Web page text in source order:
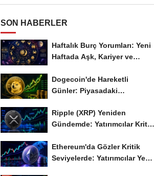
SON HABERLER
Haftalık Burç Yorumları: Yeni
Haftada Aşk, Kariyer ve
Dogecoin'de Hareketli
Günler: Piyasadaki
de...
Ripple (XRP) Yeniden
Gündemde: Yatırımcılar Kritik
Ethereum'da Gözler Kritik
Seviyelerde: Yatırımcılar Yeni